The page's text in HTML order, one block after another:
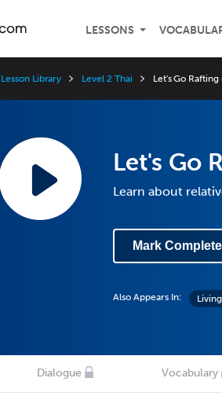
LESSONS
Lesson Library Level 2 Thai Let's Go Rafting
Let's Go
Learn about
Mark Complete
Also Appears In:
Dialogue Vocabulary